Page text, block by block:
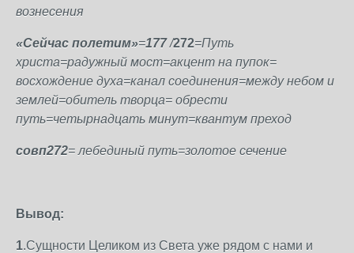
вознесения
«Сейчас полетим»=177/272=Путь
христа=радужный мост=акцент на пупок=
восхождение духа=канал соединения=между небом и
землей=обитель творца= обрести
путь=четырнадцать минут=квантум преход
совп272= лебединый путь=золотое сечение
Вывод:
1.Сущности Целиком из Света уже рядом с нами и